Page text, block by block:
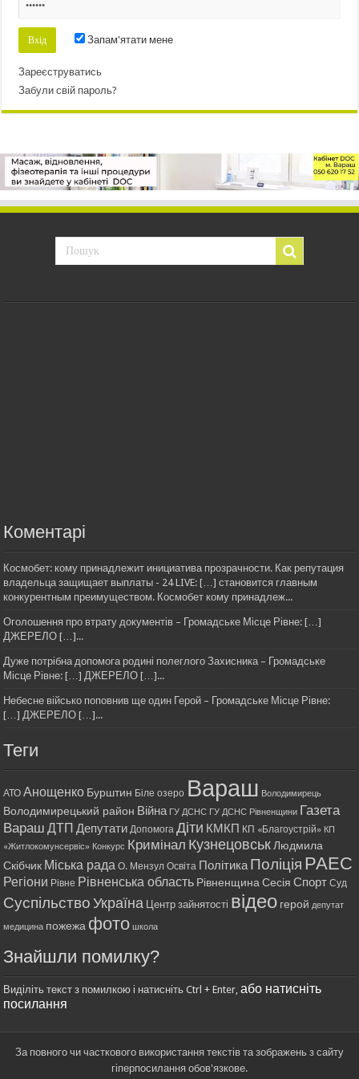
Запам'ятати мене
Зареєструватись
Забули свій пароль?
Коментарі
Космобет: кому принадлежит инициатива прозрачности. Как репутация
владельца защищает выплаты - 24 LIVE: […] становится главным
конкурентным преимуществом. Космобет кому принадлеж...
Оголошення про втрату документів – Громадське Місце Рівне: […]
ДЖЕРЕЛО […]...
Дуже потрібна допомога родині полеглого Захисника – Громадське
Місце Рівне: […] ДЖЕРЕЛО […]...
Небесне військо поповнив ще один Герой – Громадське Місце Рівне:
[…] ДЖЕРЕЛО […]...
Теги
АТО Анощенко Бурштин Біле озеро Вараш Володимирець
Володимирецький район Війна ГУ ДСНС ГУ ДСНС Рівненщини Газета
Вараш ДТП Депутати Допомога Діти КМКП КП «Благоустрій» КП
«Житлокомунсервіс» Конкурс Кримінал Кузнецовськ Людмила
Скібчик Міська рада О. Мензул Освіта ПолітикаПоліція РАЕС
Регіони Рівне Рівненська область Рівненщина Сесія Спорт Суд
Суспільство Україна Центр зайнятості відео герой депутат
медицина пожежа фото школа
Знайшли помилку?
Виділіть текст з помилкою і натисніть Ctrl + Enter,або натисніть
посилання
За повного чи часткового використання текстів та зображень з сайту
гіперпосилання обов'язкове.